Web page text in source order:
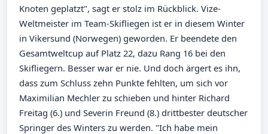
Knoten geplatzt", sagt er stolz im Rückblick. Vize-
Weltmeister im Team-Skifliegen ist er in diesem Winter
in Vikersund (Norwegen) geworden. Er beendete den
Gesamtweltcup auf Platz 22, dazu Rang 16 bei den
Skifliegern. Besser war er nie. Und doch ärgert es ihn,
dass zum Schluss zehn Punkte fehlten, um sich vor
Maximilian Mechler zu schieben und hinter Richard
Freitag (6.) und Severin Freund (8.) drittbester deutscher
Springer des Winters zu werden. "Ich habe mein